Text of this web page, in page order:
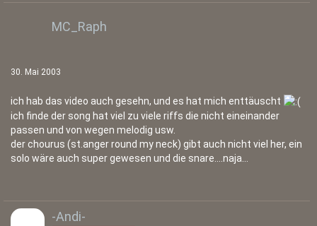
MC_Raph
30. Mai 2003
ich hab das video auch gesehn, und es hat mich enttäuscht
ich finde der song hat viel zu viele riffs die nicht eineinander
passen und von wegen melodig usw.
der chourus (st.anger round my neck) gibt auch nicht viel her, ein
solo wäre auch super gewesen und die snare....naja...
-Andi-